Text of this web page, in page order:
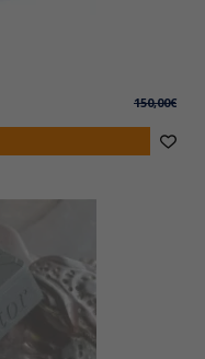
150,00€